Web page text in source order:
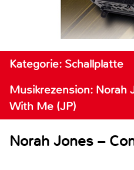
Kategorie: Schallplatte
Musikrezension: Norah
With Me (JP)
Norah Jones –